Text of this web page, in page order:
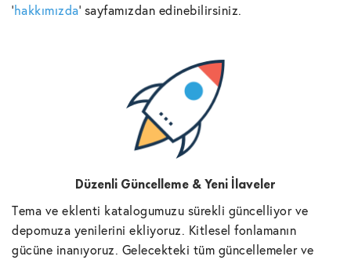
'hakkımızda' sayfamızdan edinebilirsiniz.
Düzenli Güncelleme & Yeni İlaveler
Tema ve eklenti katalogumuzu sürekli güncelliyor ve
depomuza yenilerini ekliyoruz. Kitlesel fonlamanın
gücüne inanıyoruz. Gelecekteki tüm güncellemeler ve